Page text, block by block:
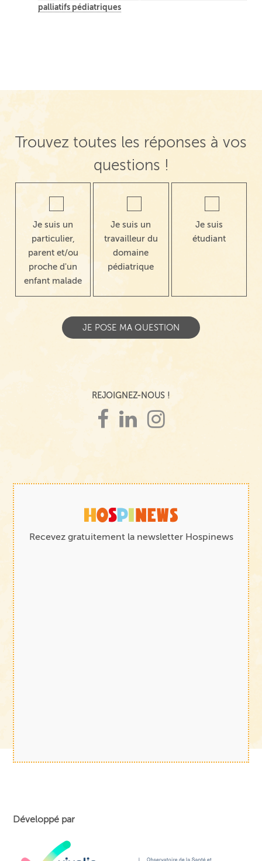
palliatifs pédiatriques
Trouvez toutes les réponses à vos
questions !
Je suis un
particulier,
parent et/ou
proche d'un
enfant malade
Je suis un
travailleur du
domaine
pédiatrique
Je suis
étudiant
REJOIGNEZ-NOUS !
Recevez gratuitement la newsletter Hospinews
Développé par